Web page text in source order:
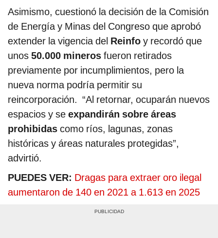
Asimismo, cuestionó la decisión de la Comisión
de Energía y Minas del Congreso que aprobó
extender la vigencia del Reinfo y recordó que
unos 50.000 mineros fueron retirados
previamente por incumplimientos, pero la
nueva norma podría permitir su
reincorporación. “Al retornar, ocuparán nuevos
espacios y se expandirán sobre áreas
prohibidas como ríos, lagunas, zonas
históricas y áreas naturales protegidas”,
advirtió.
PUEDES VER: Dragas para extraer oro ilegal
aumentaron de 140 en 2021 a 1.613 en 2025